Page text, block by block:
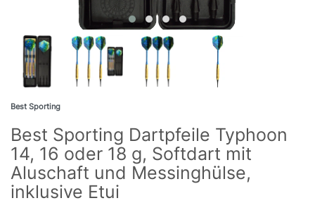
Best Sporting
Best Sporting Dartpfeile Typhoon
14, 16 oder 18 g, Softdart mit
Aluschaft und Messinghülse,
inklusive Etui